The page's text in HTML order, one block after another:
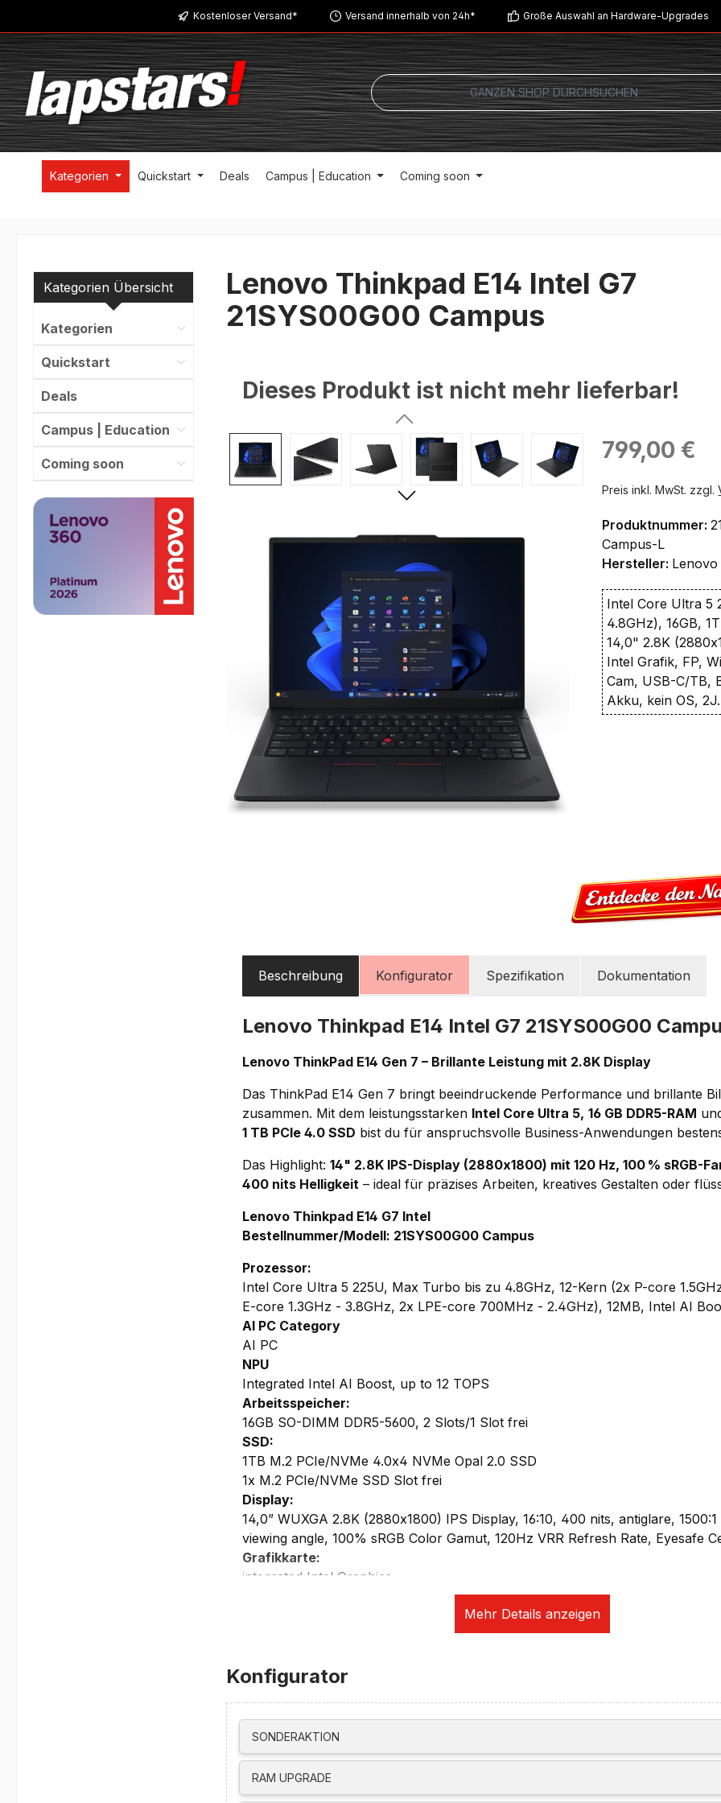
Zur Hauptnavigation springenKostenloser Versand* Versand innerhalb von 24h* Große Auswahl an Hardware-Upgrades
Kategorien Quickstart Deals Campus | Education Coming soon
Kategorien Übersicht
Kategorien
Quickstart
Deals
Campus | Education
Coming soon
Lenovo Thinkpad E14 Intel G7
21SYS00G00 Campus
Dieses Produkt ist nicht mehr lieferbar!
Bildergalerie überspringen Regulärer Preis:
799,00 €
Preis inkl. MwSt. zzgl.
Produktnummer:
Campus-L
Hersteller: Lenovo
Intel Core Ultra 5
4.8GHz), 16GB,
14,0" 2.8K
Intel Grafik, FP,
Cam, USB-C/TB,
Akku, kein OS,
Beschreibung Konfigurator Spezifikation Dokumentation
Lenovo Thinkpad E14 Intel G7 21SYS00G00
Lenovo ThinkPad E14 Gen 7 – Brillante Leistung mit 2.8K Display
Das ThinkPad E14 Gen 7 bringt beeindruckende Performance und brillante
zusammen. Mit dem leistungsstarken Intel Core Ultra 5, 16 GB DDR5-RAM
1 TB PCIe 4.0 SSD bist du für anspruchsvolle Business-Anwendungen
Das Highlight:14" 2.8K IPS-Display (2880x1800) mit 120 Hz, 100 % sRGB-
400 nits Helligkeit – ideal für präzises Arbeiten, kreatives Gestalten oder
Lenovo Thinkpad E14 G7 Intel
Bestellnummer/Modell: 21SYS00G00 Campus
Prozessor:
Intel Core Ultra 5 225U, Max Turbo bis zu 4.8GHz, 12-Kern (2x P-core
E-core 1.3GHz - 3.8GHz, 2x LPE-core 700MHz - 2.4GHz), 12MB, Intel AI
AI PC Category
AI PC
NPU
Integrated Intel AI Boost, up to 12 TOPS
Arbeitsspeicher:
16GB SO-DIMM DDR5-5600, 2 Slots/1 Slot frei
SSD:
1TB M.2 PCIe/NVMe 4.0x4 NVMe Opal 2.0 SSD
1x M.2 PCIe/NVMe SSD Slot frei
Display:
14,0” WUXGA 2.8K (2880x1800) IPS Display, 16:10, 400 nits, antiglare,
viewing angle, 100% sRGB Color Gamut, 120Hz VRR Refresh Rate, Eyesafe
Grafikkarte:
integrated Intel Graphics
unterstützt bis zu vier unabhängige Displays (drei extern)
Netzwerk/Kommunikation:
reduction
Intel Wi-Fi 6E AX211, 802.11ax 2x2 + BT5.3
Bluetooth 5.3
Konfigurator
SONDERAKTION
RAM UPGRADE